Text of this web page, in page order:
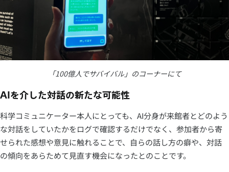
「100億人でサバイバル」のコーナーにて
AIを介した対話の新たな可能性
科学コミュニケーター本人にとっても、AI分身が来館者とどのよう
な対話をしていたかをログで確認するだけでなく、参加者から寄
せられた感想や意見に触れることで、自らの話し方の癖や、対話
の傾向をあらためて見直す機会になったとのことです。